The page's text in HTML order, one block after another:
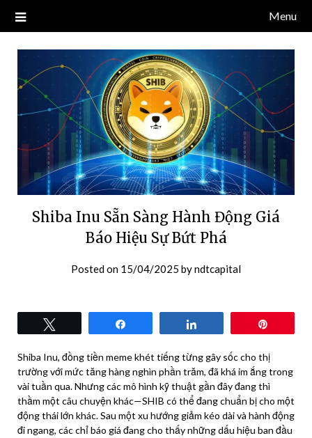
NDT CAPITAL | BLOG TIỀN
ĐIỆN TỬ CRYPTO
Blog về thị trường crypto, tiền điện tử, tiền mã hoá, công nghệ
blockchain.
Menu
Shiba Inu Sẵn Sàng Hành Động Giá
Báo Hiệu Sự Bứt Phá
Posted on 15/04/2025 byndtcapital
Shiba Inu, đồng tiền meme khét tiếng từng gây sốc cho thị
trường với mức tăng hàng nghìn phần trăm, đã khá im ắng trong
vài tuần qua. Nhưng các mô hình kỹ thuật gần đây đang thì
thầm một câu chuyện khác—SHIB có thể đang chuẩn bị cho một
động thái lớn khác. Sau một xu hướng giảm kéo dài và hành động
đi ngang, các chỉ báo giá đang cho thấy những dấu hiệu ban đầu